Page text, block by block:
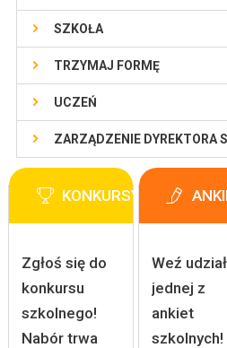
SZKOŁA
TRZYMAJ FORMĘ
UCZEŃ
ZARZĄDZENIE DYREKTORA
KONKURSY
Zgłoś się do
konkursu
szkolnego!
Nabór trwa
Weź
jednej z
ankiet
szkolnych!